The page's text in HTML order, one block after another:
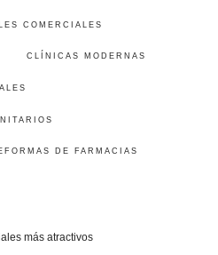
COMERCIALES
CLÍNICAS MODERNAS
DE FARMACIAS
más atractivos